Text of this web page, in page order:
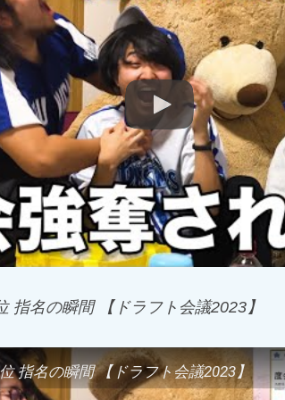
指名の瞬間 【ドラフト会議2023】
指名の瞬間 【ドラフト会議2023】